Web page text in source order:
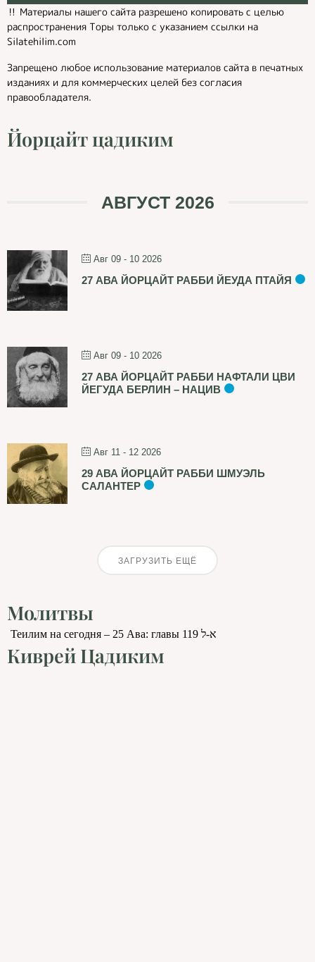
‼️ Материалы нашего сайта разрешено копировать с целью
распространения Торы только с указанием ссылки на
Silatehilim.com
Запрещено любое использование материалов сайта в печатных
изданиях и для коммерческих целей без согласия
правообладателя.
Йорцайт цадиким
АВГУСТ 2026
Авг 09 - 10 2026
27 АВА ЙОРЦАЙТ РАББИ ЙЕУДА ПТАЙЯ
Авг 09 - 10 2026
27 АВА ЙОРЦАЙТ РАББИ НАФТАЛИ ЦВИ
ЙЕГУДА БЕРЛИН – НАЦИВ
Авг 11 - 12 2026
29 АВА ЙОРЦАЙТ РАББИ ШМУЭЛЬ
САЛАНТЕР
ЗАГРУЗИТЬ ЕЩЁ
Молитвы
Теилим на сегодня – 25 Ава: главы 119 א-ל
Киврей Цадиким